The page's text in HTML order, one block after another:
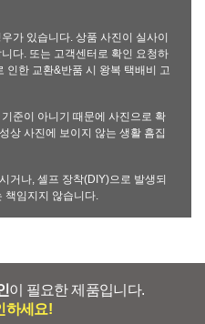
가 있습니다. 상품 사진이 실사이
다. 또는 고객센터로 확인 요청하
인한 교환&반품 시 왕복 택배비 고
준이 아니기 때문에 사진으로 확
상 사진에 보이지 않는 생활 흠집
거나, 셀프 장착(DIY)으로 발생되
책임지지 않습니다.
이 필요한 제품입니다.
하세요!